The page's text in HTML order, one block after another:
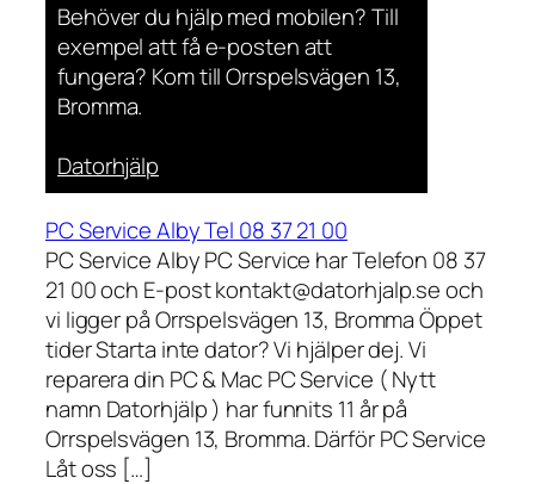
Behöver du hjälp med mobilen? Till
exempel att få e-posten att
fungera? Kom till Orrspelsvägen 13,
Bromma.
Datorhjälp
PC Service Alby Tel 08 37 21 00
PC Service Alby PC Service har Telefon 08 37
21 00 och E-post kontakt@datorhjalp.se och
vi ligger på Orrspelsvägen 13, Bromma Öppet
tider Starta inte dator? Vi hjälper dej. Vi
reparera din PC & Mac PC Service ( Nytt
namn Datorhjälp ) har funnits 11 år på
Orrspelsvägen 13, Bromma. Därför PC Service
Låt oss […]